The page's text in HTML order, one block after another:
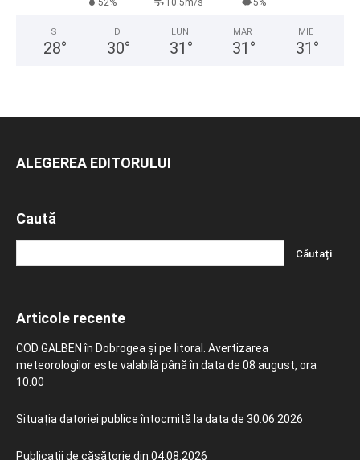
52% 10.5m/s 5%
S
28°
D
30°
LUN
31 °
MAR
31 °
MIE
31 °
ALEGEREA EDITORULUI
Caută
Articole recente
COD GALBEN în Dobrogea și pe litoral. Avertizarea
meteorologilor este valabilă până în data de 08 august, ora
10:00
Situația datoriei publice întocmită la data de 30.06.2026
Publicații de căsătorie din 04.08.2026